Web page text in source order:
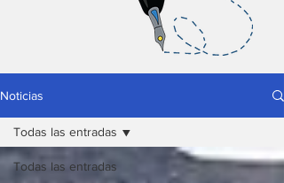
Noticias
Todas las entradas
Todas las entradas